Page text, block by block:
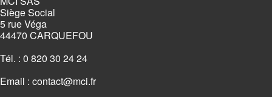
Siège Social
5 rue Véga
44470 CARQUEFOU
Tél. : 0 820 30 24 24
Email : contact@mci.fr